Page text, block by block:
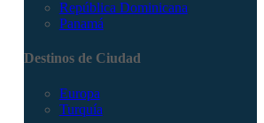
República Dominicana
Panamá
Destinos de Ciudad
Europa
Turquía